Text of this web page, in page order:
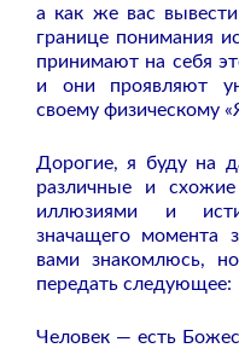
а как же вас
границе понимания
принимают на себя
и они проявляют
своему физическому
Дорогие, я буду на
различные и
иллюзиями и
значащего момента
вами знакомлюсь,
передать следующее:
Человек — есть